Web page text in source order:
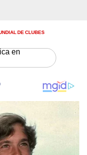
DE CLUBES
en